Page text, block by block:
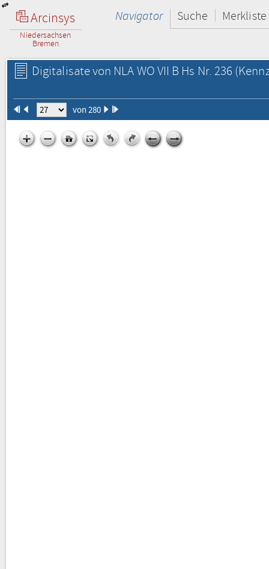
Arcinsys
Niedersachsen
Bremen
Navigator Suche Merkliste
Digitalisate von NLA WO VII B Hs Nr. 236
von 280